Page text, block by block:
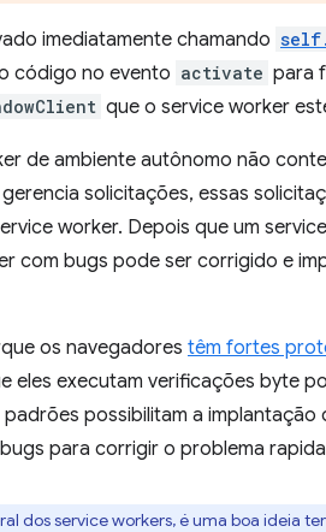
imediatamente chamando
código no evento activate para
que o service worker
de ambiente autônomo não
solicitações, essas
worker. Depois que um
com bugs pode ser corrigido e
os navegadores têm fortes
eles executam verificações byte
possibilitam a
para corrigir o problema
dos service workers, é uma boa ideia